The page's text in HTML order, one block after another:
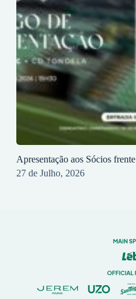
Apresentação aos Sócios
27 de Julho, 2026